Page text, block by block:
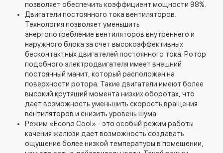
позволяет обеспечить коэффициент мощности 98%.
Двигатели постоянного тока вентиляторов.
Технология позволяет уменьшить
энергопотребление вентиляторов внутреннего и
наружного блока за счет высокоэффективных
бесконтактных двигателей постоянного тока. Ротор
подобного электродвигателя имеет внешний
постоянный манит, который расположен на
поверхности ротора. Такие двигатели имеют более
высокий крутящий момента низких оборотах, что
дает возможность уменьшить скорость вращения
вентиляторов и снизить уровень шума.
Режим «Econo Cool» - это особый режим работы
качения жалюзи дает возможность создавать
ощущение более низкой температуры в помещении,